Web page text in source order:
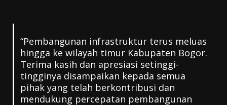
“Pembangunan infrastruktur terus meluas
hingga ke wilayah timur Kabupaten Bogor.
Terima kasih dan apresiasi setinggi-
tingginya disampaikan kepada semua
pihak yang telah berkontribusi dan
mendukung percepatan pembangunan